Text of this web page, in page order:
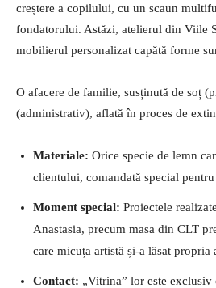
creștere a copilului, cu un scaun
fondatorului. Astăzi, atelierul din Viile
mobilierul personalizat capătă forme
O afacere de familie, susținută de soț
(administrativ), aflată în proces de
Materiale: Orice specie de lemn
clientului, comandată special
Moment special: Proiectele
Anastasia, precum masa din CLT
care micuța artistă și-a lăsat propria
Contact: „Vitrina” lor este exclusiv